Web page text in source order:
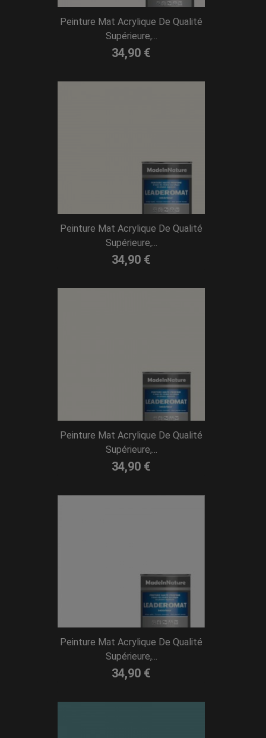
Peinture Mat Acrylique De Qualité
Supérieure,...
34,90 €
Peinture Mat Acrylique De Qualité
Supérieure,...
34,90 €
Peinture Mat Acrylique De Qualité
Supérieure,...
34,90 €
Peinture Mat Acrylique De Qualité
Supérieure,...
34,90 €